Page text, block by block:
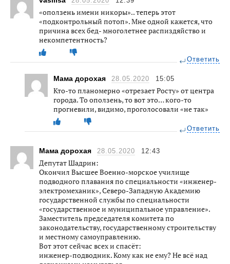
«оползень имени никоры».. теперь этот
«подконтрольный потоп». Мне одной кажется, что
причина всех бед- многолетнее распиздяйство и
некомпетентность?
Ответить
Мама дорохая 28.05.2020 15:05
Кто-то планомерно «отрезает Росту» от центра
города. То оползень, то вот это… кого-то
прогневили, видимо, проголосовали «не так»
Ответить
Мама дорохая 28.05.2020 12:43
Депутат Шадрин:
Окончил Высшее Военно-морское училище
подводного плавания по специальности «инженер-
электромеханик», Северо-Западную Академию
государственной службы по специальности
«государственное и муниципальное управление».
Заместитель председателя комитета по
законодательству, государственному строительству
и местному самоуправлению.
Вот этот сейчас всех и спасёт:
инженер-подводник. Кому как не ему? Не всё над